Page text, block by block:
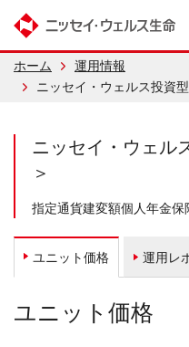
ホーム
運用情報
ニッセイ・ウェルス投資
ニッセイ・ウェル
＞
指定通貨建変額個人年金保
ユニット価格 運用レ
ユニット価格